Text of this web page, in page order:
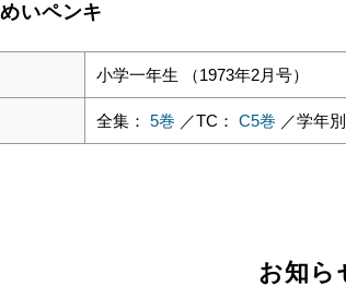
いペンキ
小学一年生 （1973年2月号）
全集： 5巻 ／TC： C5巻 ／学年
お知ら